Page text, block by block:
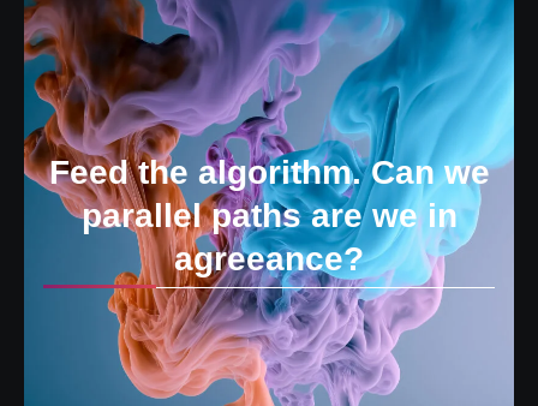
Feed the algorithm. Can we
parallel paths are we in
agreeance?